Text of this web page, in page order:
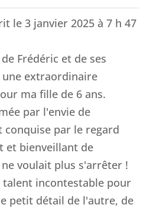
le3 janvier 2025 à 7 h 47
Frédéric et de ses
extraordinaire
ma fille de 6 ans.
par l'envie de
conquise par le regard
et bienveillant de
voulait plus s'arrêter !
talent incontestable pour
petit détail de l'autre, de